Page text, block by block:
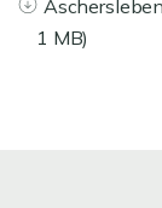
1 MB)